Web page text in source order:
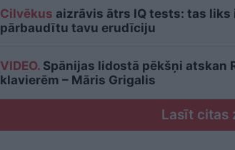
Cilvēkus aizrāvis ātrs IQ tests: tas
pārbaudītu tavu erudīciju
VIDEO. Spānijas lidostā pēkšņi atskan
klavierēm – Māris Grigalis
Lasīt citas